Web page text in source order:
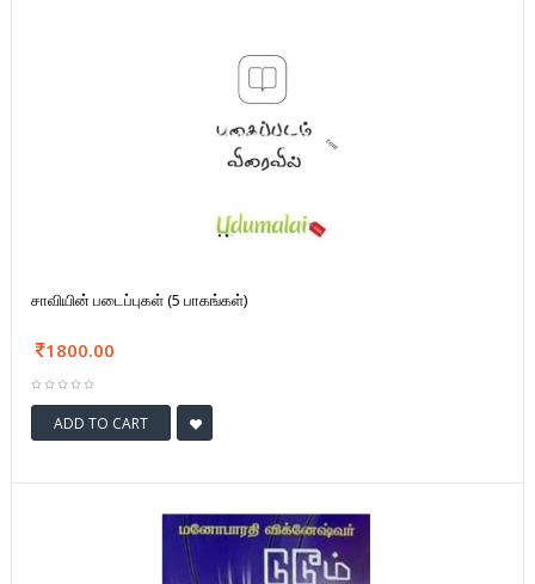
சாவியின் படைப்புகள் (5 பாகங்கள்)
1800.00
ADD TO CART